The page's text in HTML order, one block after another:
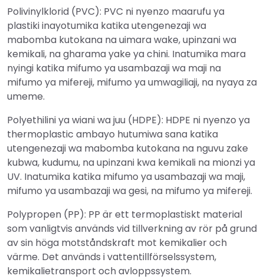
Polivinylklorid (PVC): PVC ni nyenzo maarufu ya
plastiki inayotumika katika utengenezaji wa
mabomba kutokana na uimara wake, upinzani wa
kemikali, na gharama yake ya chini. Inatumika mara
nyingi katika mifumo ya usambazaji wa maji na
mifumo ya mifereji, mifumo ya umwagiliaji, na nyaya za
umeme.
Polyethilini ya wiani wa juu (HDPE): HDPE ni nyenzo ya
thermoplastic ambayo hutumiwa sana katika
utengenezaji wa mabomba kutokana na nguvu zake
kubwa, kudumu, na upinzani kwa kemikali na mionzi ya
UV. Inatumika katika mifumo ya usambazaji wa maji,
mifumo ya usambazaji wa gesi, na mifumo ya mifereji.
Polypropen (PP): PP är ett termoplastiskt material
som vanligtvis används vid tillverkning av rör på grund
av sin höga motståndskraft mot kemikalier och
värme. Det används i vattentillförselssystem,
kemikalietransport och avloppssystem.